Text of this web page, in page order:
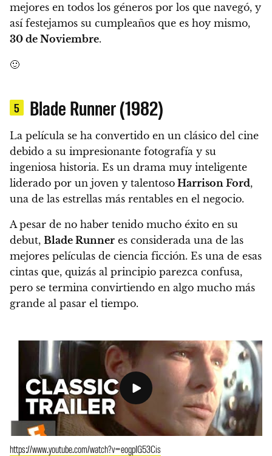
mejores en todos los géneros por los que navegó, y
así festejamos su cumpleaños que es hoy mismo,
30 de Noviembre.
🙂
5 Blade Runner (1982)
La película se ha convertido en un clásico del cine
debido a su impresionante fotografía y su
ingeniosa historia. Es un drama muy inteligente
liderado por un joven y talentoso Harrison Ford,
una de las estrellas más rentables en el negocio.
A pesar de no haber tenido mucho éxito en su
debut, Blade Runner es considerada una de las
mejores películas de ciencia ficción. Es una de esas
cintas que, quizás al principio parezca confusa,
pero se termina convirtiendo en algo mucho más
grande al pasar el tiempo.
https://www.youtube.com/watch?v=eogpIG53Cis